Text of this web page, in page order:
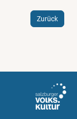
Zurück